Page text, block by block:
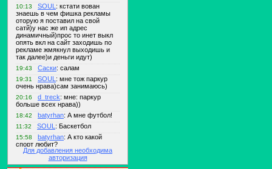
Для добавления необходима
авторизация